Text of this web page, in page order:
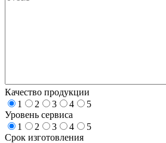
Качество продукции
1
2 3 4
5
Уровень сервиса
1
2 3 4
5
Срок изготовления